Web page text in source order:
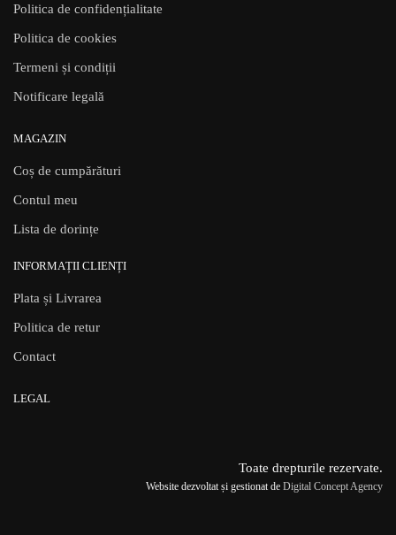
Politica de confidențialitate
Politica de cookies
Termeni și condiții
Notificare legală
MAGAZIN
Coș de cumpărături
Contul meu
Lista de dorințe
INFORMAȚII CLIENȚI
Plata și Livrarea
Politica de retur
Contact
LEGAL
Toate drepturile rezervate.
Website dezvoltat și gestionat de Digital Concept Agency